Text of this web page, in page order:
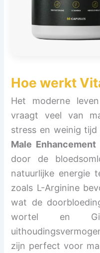
Hoe werkt
Het moderne
vraagt veel van
stress en weinig
Male Enhancement
door de
natuurlijke energie
zoals L-Arginine
wat de
wortel en
zijn perfect voor